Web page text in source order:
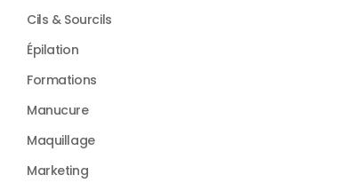
Cils & Sourcils
Épilation
Formations
Manucure
Maquillage
Marketing